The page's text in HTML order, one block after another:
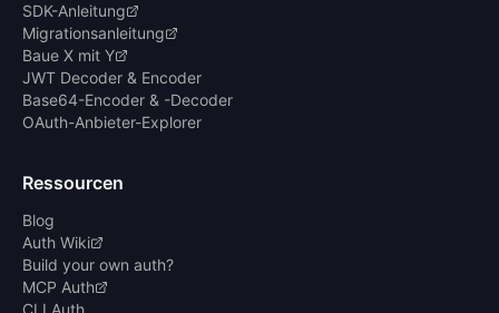
SDK-Anleitung
Migrationsanleitung
Baue X mit Y
JWT Decoder & Encoder
Base64-Encoder & -Decoder
OAuth-Anbieter-Explorer
Ressourcen
Blog
Auth Wiki
Build your own auth?
MCP Auth